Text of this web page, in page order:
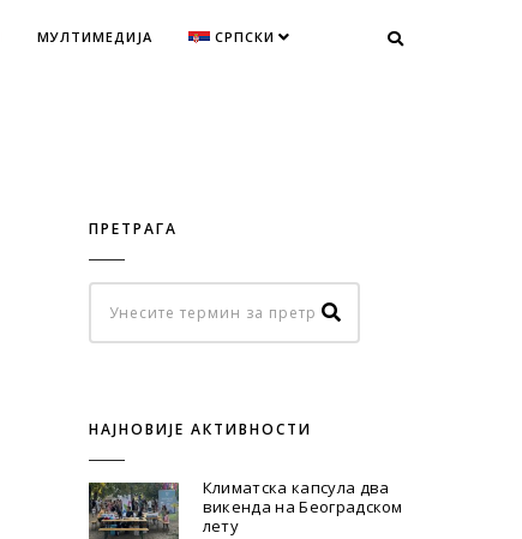
МУЛТИМЕДИЈА СРПСКИ
ПРЕТРАГА
НАЈНОВИЈЕ АКТИВНОСТИ
Климатска капсула два
викенда на Београдском
лету